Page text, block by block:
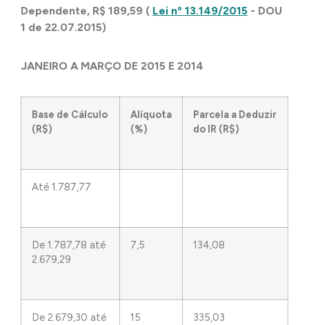
Dependente, R$ 189,59 ( Lei nº 13.149/2015 - DOU
1 de 22.07.2015)
JANEIRO A MARÇO DE 2015 E 2014
Base de Cálculo
(R$)
Alíquota
(%)
Parcela a Deduzir
do IR (R$)
Até 1.787,77
De 1.787,78 até
2.679,29
7,5 134,08
De 2.679,30 até
15 335,03